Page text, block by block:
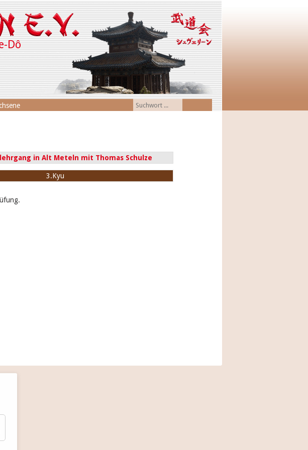
Dô
in Alt Meteln mit Thomas Schulze
3.Kyu
Essenziell